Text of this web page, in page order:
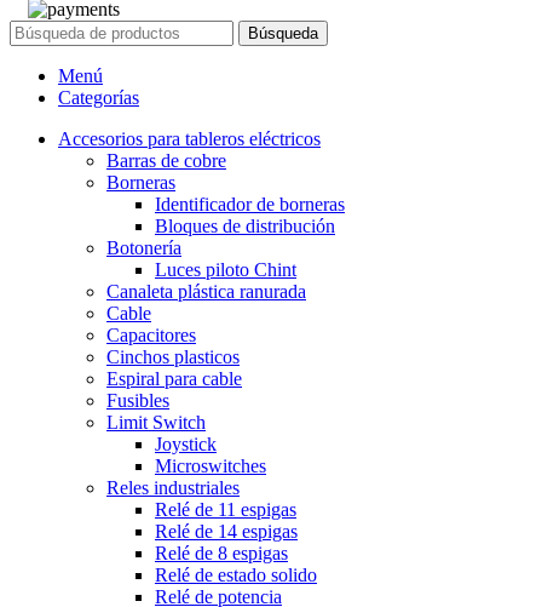
Búsqueda
Menú
Categorías
Accesorios para tableros eléctricos
Barras de cobre
Borneras
Identificador de borneras
Bloques de distribución
Botonería
Luces piloto Chint
Canaleta plástica ranurada
Cable
Capacitores
Cinchos plasticos
Espiral para cable
Fusibles
Limit Switch
Joystick
Microswitches
Reles industriales
Relé de 11 espigas
Relé de 14 espigas
Relé de 8 espigas
Relé de estado solido
Relé de potencia